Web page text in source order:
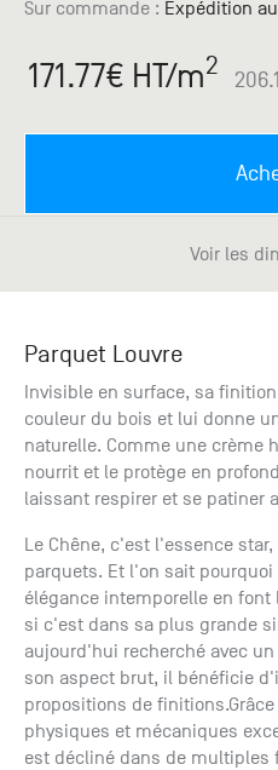
Sur commande : Expédition
171.77€ HT/m2
Voir les
Parquet Louvre
Invisible en surface, sa
couleur du bois et lui donne
naturelle. Comme une crème
nourrit et le protège en
laissant respirer et se patiner
Le Chêne, c'est l'essence
parquets. Et l'on sait
élégance intemporelle en font
si c'est dans sa plus grande
aujourd'hui recherché avec
son aspect brut, il bénéficie
propositions de
physiques et mécaniques
est décliné dans de multiples
Accessoires
Pont de
Du lundi
+33 (0)1
95870
Bezons
Chambourcy
Du lundi
au
samedi
+33 (0)1
30 06 09
22
22, route
de
Mantes -
78240
Chambourcy
savez ce
recherchez
?
catalogue
des
papier ?